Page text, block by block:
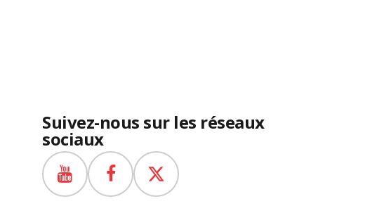
Suivez-nous sur les réseaux
sociaux